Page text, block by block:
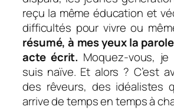
reçu la même éducation et
difficultés pour vivre ou
résumé, à mes yeux la
acte écrit. Moquez-vous, je
suis naïve. Et alors ? C’est
des rêveurs, des idéalistes
arrive de temps en temps à